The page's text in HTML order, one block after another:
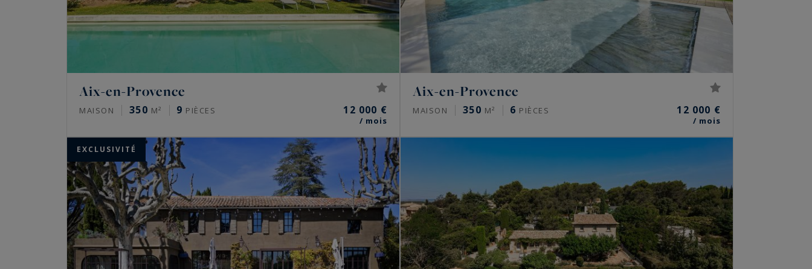
Aix-en-Provence
MAISON 350 M² 9 PIÈCES 12 000 €
/ mois
Aix-en-Provence
MAISON 350 M² 6 PIÈCES 12 000 €
/ mois
EXCLUSIVITÉ